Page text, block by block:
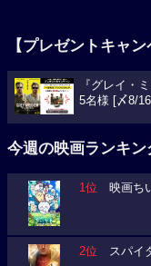
【プレゼントキャン
『グレイ・
5名様 [〆8/
今週の映画ランキン
1位 映画ち
2位 スパイ